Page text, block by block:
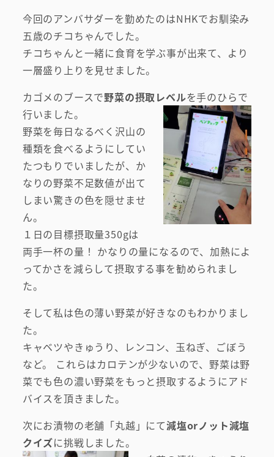
今回のアンバサダーを勤めたのはNHKでお馴染み
五歳のチコちゃんでした。
チコちゃんと一緒に食育を学ぶ事が出来て、より
一層盛り上りを見せました。
カゴメのブースで野菜の摂取レベルを手のひらで
行いました。
野菜を毎日なるべく沢山の
種類を食べるようにしてい
たつもりでいましたが、か
なりの野菜不足数値が出て
しまい驚きの色を隠せませ
ん。
１日の目標摂取量350gは
両手一杯の量！ かなりの量になるので、加熱によ
ってかさを減らして摂取する事を勧められまし
た。
そして私は色の薄い野菜が好きなのもわかりまし
た。
キャベツやきゅうり、レンコン、玉ねぎ、ごぼう
など。 これらはカロテンが少ないので、野菜は野
菜でも色の濃い野菜をもっと摂取するようにアド
バイスを頂きました。
次にお漬物の老舗「丸越」にて減塩orノット減塩
クイズに挑戦しました。